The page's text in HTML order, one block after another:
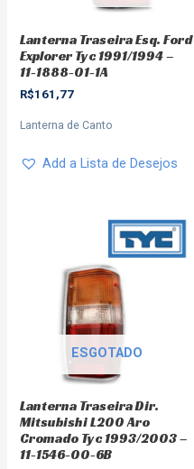
Lanterna Traseira Esq. Ford
Explorer Tyc 1991/1994 –
11-1888-01-1A
R$161,77
Lanterna de Canto
Add a Lista de Desejos
ESGOTADO
Lanterna Traseira Dir.
Mitsubishi L200 Aro
Cromado Tyc 1993/2003 –
11-1546-00-6B